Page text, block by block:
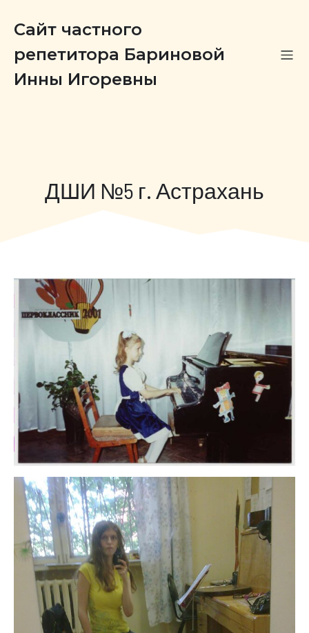
Сайт частного
репетитора Бариновой
Инны Игоревны
ДШИ №5 г. Астрахань